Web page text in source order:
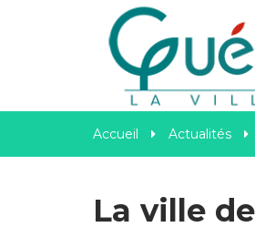
Accueil Actualités
La ville